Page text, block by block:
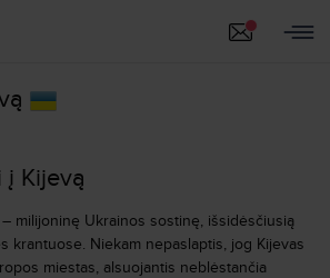
į Kijevą
milijoninę Ukrainos sostinę, išsidėsčiusią
krantuose. Niekam nepaslaptis, jog Kijevas
miestas, alsuojantis neblėstančia